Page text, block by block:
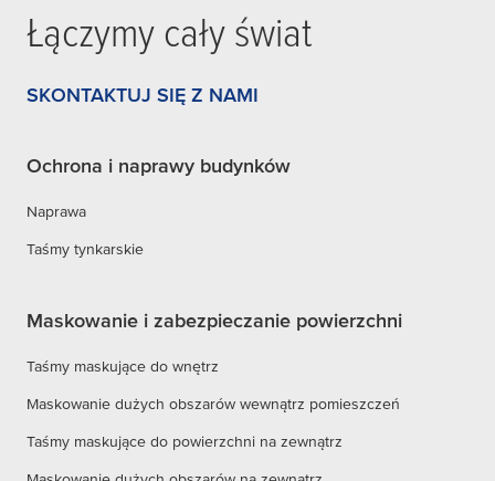
Łączymy cały świat
SKONTAKTUJ SIĘ Z NAMI
Ochrona i naprawy budynków
Naprawa
Taśmy tynkarskie
Maskowanie i zabezpieczanie powierzchni
Taśmy maskujące do wnętrz
Maskowanie dużych obszarów wewnątrz pomieszczeń
Taśmy maskujące do powierzchni na zewnątrz